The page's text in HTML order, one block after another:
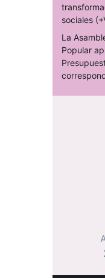
sociales
La
Popular